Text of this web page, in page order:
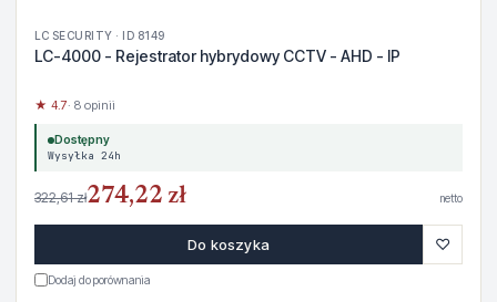
LC SECURITY · ID 8149
LC-4000 - Rejestrator hybrydowy CCTV - AHD - IP
★ 4.7· 8 opinii
Dostępny
Wysyłka 24h
322,61 zł274,22 zł netto
Do koszyka ♡
Dodaj do porównania